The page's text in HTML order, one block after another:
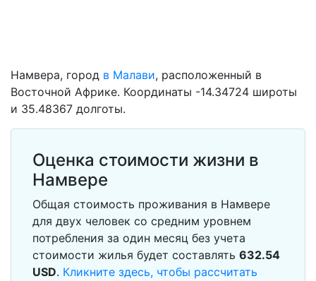
Намвера, город в Малави, расположенный в
Восточной Африке. Координаты -14.34724 широты
и 35.48367 долготы.
Оценка стоимости жизни в
Намвере
Общая стоимость проживания в Намвере
для двух человек со средним уровнем
потребления за один месяц без учета
стоимости жилья будет составлять 632.54
USD. Кликните здесь, чтобы рассчитать